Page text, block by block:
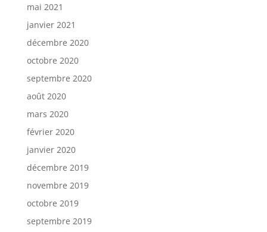
mai 2021
janvier 2021
décembre 2020
octobre 2020
septembre 2020
août 2020
mars 2020
février 2020
janvier 2020
décembre 2019
novembre 2019
octobre 2019
septembre 2019